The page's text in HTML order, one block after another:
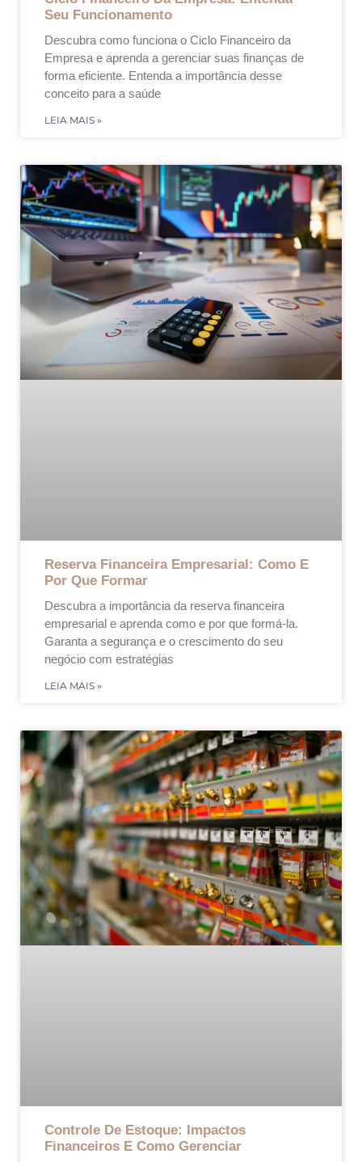
Seu Funcionamento
Descubra como funciona o Ciclo Financeiro da
Empresa e aprenda a gerenciar suas finanças de
forma eficiente. Entenda a importância desse
conceito para a saúde
LEIA MAIS »
Reserva Financeira Empresarial: Como E
Por Que Formar
Descubra a importância da reserva financeira
empresarial e aprenda como e por que formá-la.
Garanta a segurança e o crescimento do seu
negócio com estratégias
LEIA MAIS »
Controle De Estoque: Impactos
Financeiros E Como Gerenciar